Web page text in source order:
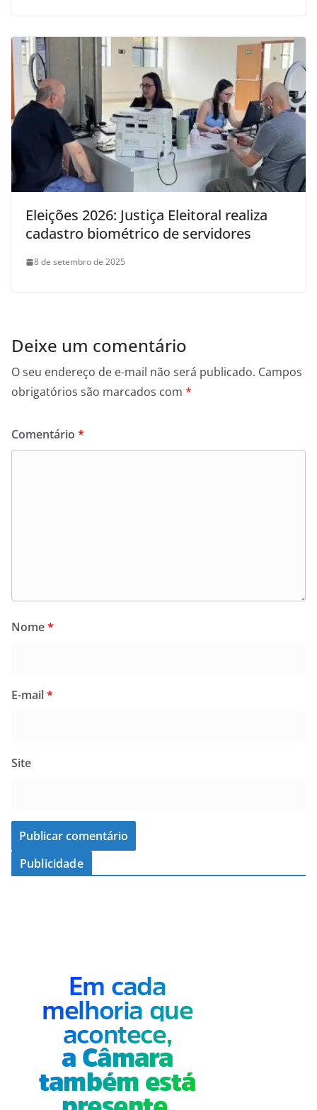
Eleições 2026: Justiça Eleitoral realiza
cadastro biométrico de servidores
8 de setembro de 2025
Deixe um comentário
O seu endereço de e-mail não será publicado. Campos
obrigatórios são marcados com *
Comentário *
Nome*
E-mail*
Site
Publicidade